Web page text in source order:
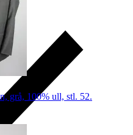
grå, 100% ull, stl. 52.